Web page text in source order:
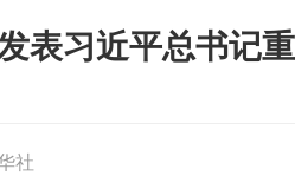
表习近平总书记
社